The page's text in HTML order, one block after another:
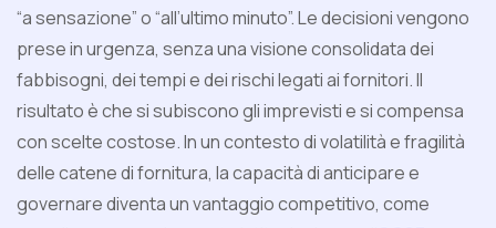
“a sensazione” o “all’ultimo minuto”. Le decisioni vengono
prese in urgenza, senza una visione consolidata dei
fabbisogni, dei tempi e dei rischi legati ai fornitori. Il
risultato è che si subiscono gli imprevisti e si compensa
con scelte costose. In un contesto di volatilità e fragilità
delle catene di fornitura, la capacità di anticipare e
governare diventa un vantaggio competitivo, come